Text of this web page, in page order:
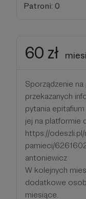
Patroni: 0
60 zł
Sporządzenie
przekazanych
pytania
jej na platformie
https://
pamieci/
antoniewicz
W kolejnych
dodatkowe
miesiące.